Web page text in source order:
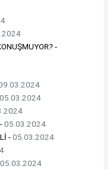
-
05.03.2024
05.03.2024
-05.03.2024
05.03.2024